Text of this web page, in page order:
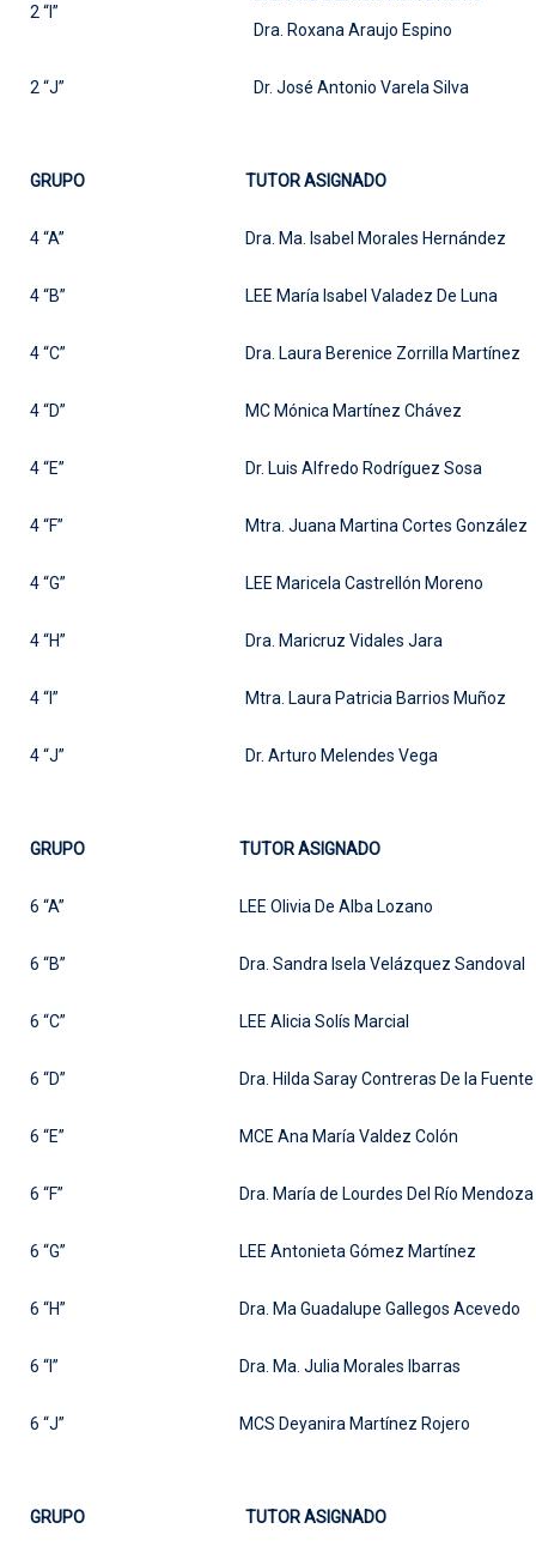
2 “I”
Dra. Roxana Araujo Espino
2 “J” Dr. José Antonio Varela Silva
GRUPO TUTOR ASIGNADO
4 “A” Dra. Ma. Isabel Morales Hernández
4 “B” LEE María Isabel Valadez De Luna
4 “C” Dra. Laura Berenice Zorrilla Martínez
4 “D” MC Mónica Martínez Chávez
4 “E” Dr. Luis Alfredo Rodríguez Sosa
4 “F” Mtra. Juana Martina Cortes González
4 “G” LEE Maricela Castrellón Moreno
4 “H” Dra. Maricruz Vidales Jara
4 “I” Mtra. Laura Patricia Barrios Muñoz
4 “J” Dr. Arturo Melendes Vega
GRUPO TUTOR ASIGNADO
6 “A” LEE Olivia De Alba Lozano
6 “B” Dra. Sandra Isela Velázquez Sandoval
6 “C” LEE Alicia Solís Marcial
6 “D” Dra. Hilda Saray Contreras De la Fuente
6 “E” MCE Ana María Valdez Colón
6 “F” Dra. María de Lourdes Del Río Mendoza
6 “G” LEE Antonieta Gómez Martínez
6 “H” Dra. Ma Guadalupe Gallegos Acevedo
6 “I” Dra. Ma. Julia Morales Ibarras
6 “J” MCS Deyanira Martínez Rojero
GRUPO TUTOR ASIGNADO